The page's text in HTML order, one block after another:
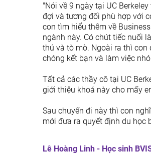
"Nói về 9 ngày tại UC
đợi và tương đối phù hợp với
con tìm hiểu thêm về
ngành này. Có chút tiếc nuối
thú và tò mò. Ngoài ra thì con
chóng kết bạn và làm việc
Tất cả các thầy cô tại UC
giới thiệu khoá này cho mấy
Sau chuyến đi này thì con
mới đưa ra quyết định du học
Lê Hoàng Linh - Học sinh